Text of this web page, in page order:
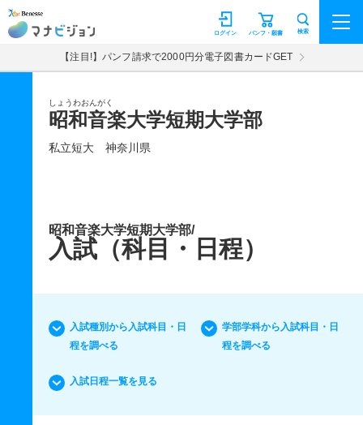
マナビジョン パンフ・願書
ログイン 検索
【注目!】パンフ請求で2000円分電子図書カードGET
しょうわおんがく
昭和音楽大学短期大学部
私立短大 神奈川県
昭和音楽大学短期大学部/
入試（科目・日程）
入試種別から入試科目・日
程を調べる
学部学科から入試科目・日
程を調べる
入試日程一覧を見る